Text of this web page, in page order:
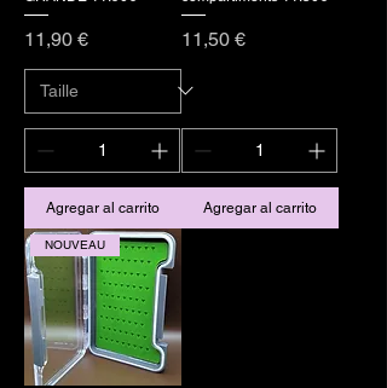
Precio
11,90 €
Agregar al carrito
Precio
11,50 €
Agregar al carrito
NOUVEAU